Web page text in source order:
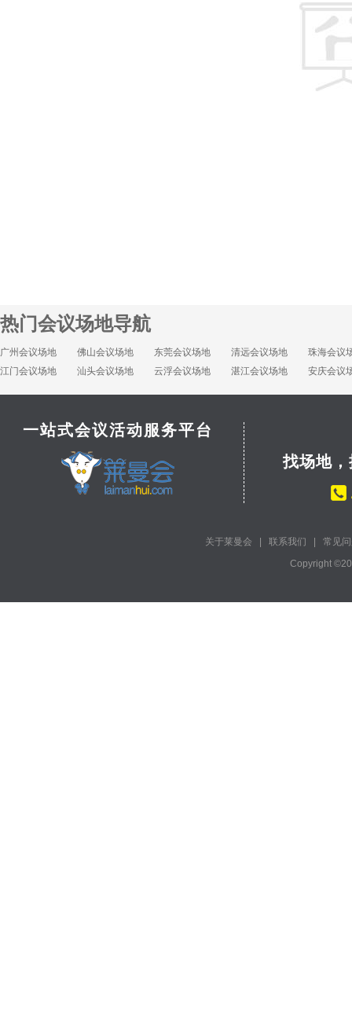
热门会议场地导航
广州会议场地 佛山会议场地 东莞会议场地 清远会议场地
珠海会议
江门会议场地
汕头会议场地 云浮会议场地 湛江会议场地 安庆会议
一站式会议活动服务平台
找场地
关于莱曼会 联系我们
常见
Copyright